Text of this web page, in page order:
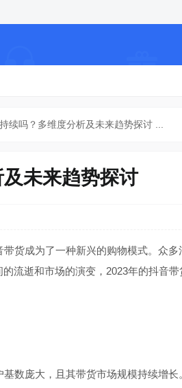
续吗？多维度分析及未来趋势探讨 ...
未来趋势探讨
货成为了一种新兴的购物模式。众
流逝和市场的演变，2023年的抖音
数庞大，且其带货市场规模持续增